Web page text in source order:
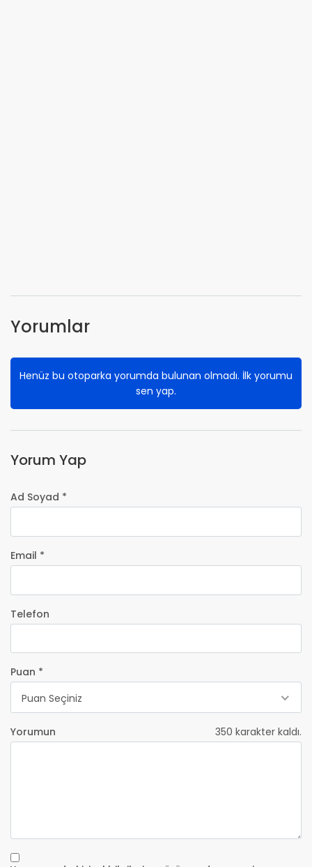
Yorumlar
Henüz bu otoparka yorumda bulunan olmadı. İlk yorumu
sen yap.
Yorum Yap
Ad Soyad *
Email *
Telefon
Puan *
Puan Seçiniz
Yorumun 350 karakter kaldı.